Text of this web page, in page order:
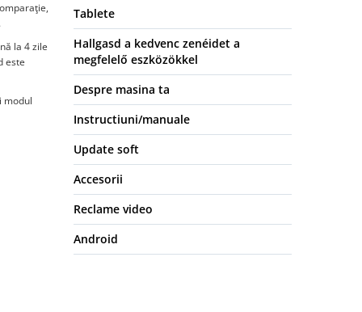
la 4 zile
este
modul
Tablete
Hallgasd a kedvenc zenéidet a
megfelelő eszközökkel
Despre masina ta
Instructiuni/manuale
Update soft
Accesorii
Reclame video
Android